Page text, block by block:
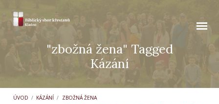
"zbožná žena" Tagged
Kázání
ÚVOD / KÁZÁNÍ / ZBOŽNÁ ŽENA